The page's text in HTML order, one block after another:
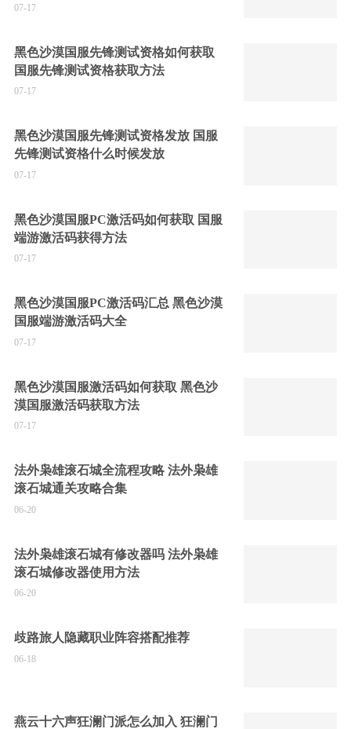
07-17
黑色沙漠国服先锋测试资格如何获取
国服先锋测试资格获取方法
07-17
黑色沙漠国服先锋测试资格发放 国服
先锋测试资格什么时候发放
07-17
黑色沙漠国服PC激活码如何获取 国服
端游激活码获得方法
07-17
黑色沙漠国服PC激活码汇总 黑色沙漠
国服端游激活码大全
07-17
黑色沙漠国服激活码如何获取 黑色沙
漠国服激活码获取方法
07-17
法外枭雄滚石城全流程攻略 法外枭雄
滚石城通关攻略合集
06-20
法外枭雄滚石城有修改器吗 法外枭雄
滚石城修改器使用方法
06-20
歧路旅人隐藏职业阵容搭配推荐
06-18
燕云十六声狂澜门派怎么加入 狂澜门